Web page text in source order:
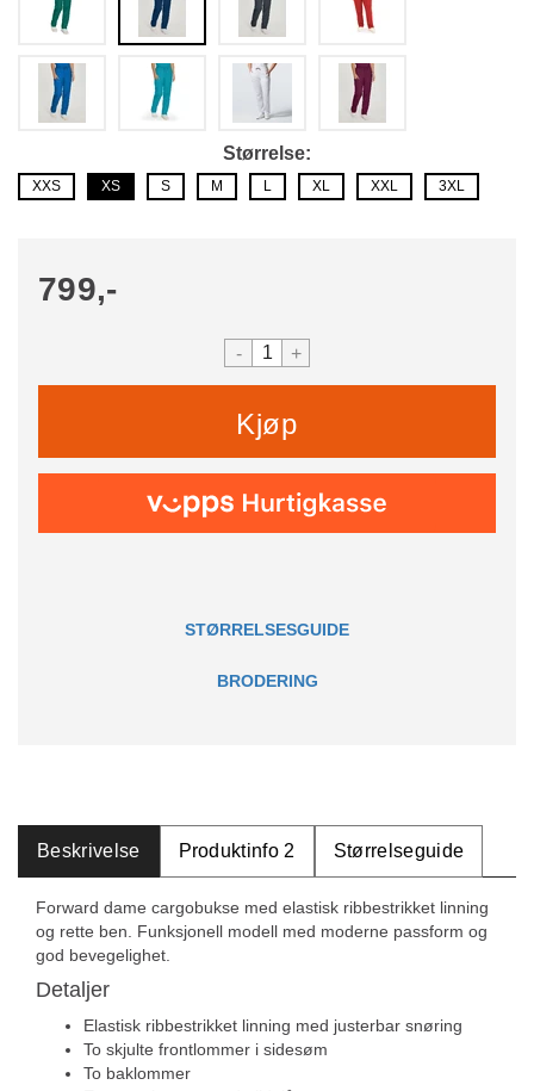
Størrelse
XXS XS S M L XL XXL 3XL
799,-
- +
Kjøp
STØRRELSESGUIDE
BRODERING
Beskrivelse Produktinfo 2 Størrelseguide
Forward dame cargobukse med elastisk ribbestrikket linning
og rette ben. Funksjonell modell med moderne passform og
god bevegelighet.
Detaljer
Elastisk ribbestrikket linning med justerbar snøring
To skjulte frontlommer i sidesøm
To baklommer